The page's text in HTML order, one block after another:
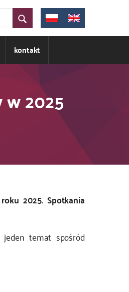
kontakt
2025
2025. Spotkania
temat spośród